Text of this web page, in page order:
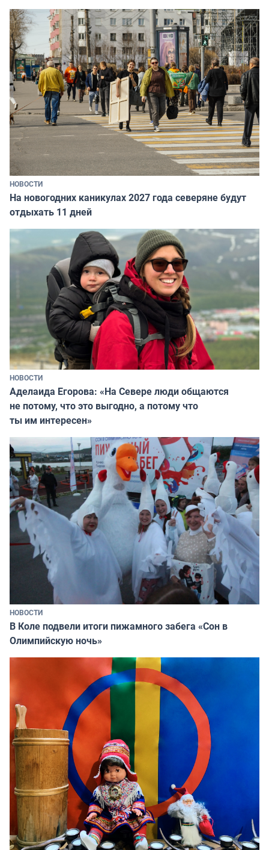
НОВОСТИ
На новогодних каникулах 2027 года северяне будут
отдыхать 11 дней
НОВОСТИ
Аделаида Егорова: «На Севере люди общаются
не потому, что это выгодно, а потому что
ты им интересен»
НОВОСТИ
В Коле подвели итоги пижамного забега «Сон в
Олимпийскую ночь»